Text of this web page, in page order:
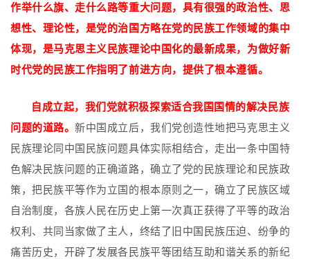
作举什么旗、走什么路等重大问题，具有很强的政治性、思
想性、理论性，是党的治国方略在党的民族工作领域的集中
体现，是马克思主义民族理论中国化的最新成果，为做好新
时代党的民族工作指明了前进方向，提供了根本遵循。
自成立起，我们党就积极探索适合我国国情的解决民族
问题的道路。新中国成立后，我们党创造性地把马克思主义
民族理论同中国民族问题具体实际相结合，走出一条中国特
色解决民族问题的正确道路，确立了党的民族理论和民族政
策，把民族平等作为立国的根本原则之一，确立了民族区域
自治制度，各族人民在历史上第一次真正获得了平等的政治
权利、共同当家做了主人，终结了旧中国民族压迫、纷争的
痛苦历史，开辟了发展各民族平等团结互助和谐关系的新纪